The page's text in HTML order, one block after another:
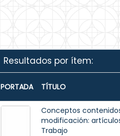
Resultados por ítem:
PORTADA TÍTULO
Conceptos
modificación:
Trabajo